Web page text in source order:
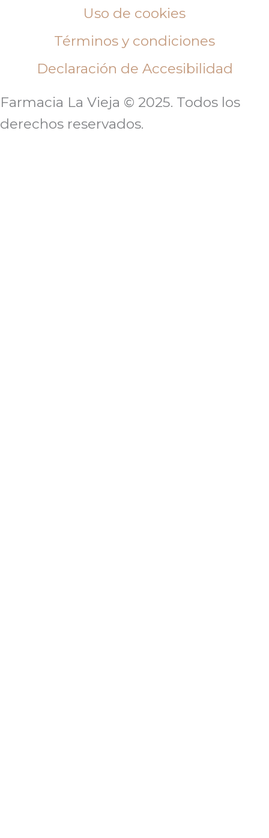
Uso de cookies
Términos y condiciones
Declaración de Accesibilidad
Farmacia La Vieja © 2025. Todos los
derechos reservados.